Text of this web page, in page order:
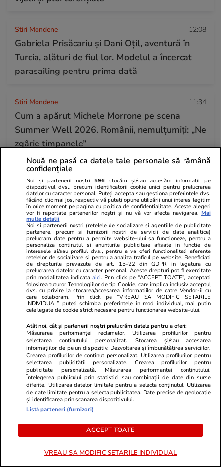
Stiri Mondene 12:08
Gabriela Prisăcariu și Dani Oțil, aventură în
Turcia, alături de fiul lor. Modelul a încercat
parasailing pentru prima dată
Stiri Mondene 11:34
Cum a apărut Michele Morrone pe scena
Summer Well 2026. Românii, nemulțumiți: „Ne
zgârie timpanele”
Citește mai multe
TRENDING
Horoscop 07 aug.
Horoscop Urania | Previziuni astrologice pentru
perioada 8 – 14 august 2026. Lună Nouă în
Leu; Eclipsă totală de Soare
Știri România 07:38
16 județe lovite sâmbătă de furtuni cu grindină
și ploi torențiale. Harta zonelor vizate de
avertizarea meteo ANM cod galben
Știri România 07 aug.
Debitul Dunării a atins un minim istoric, dar
hidrologii anunță că fluviul va începe să
Nouă ne pasă ca datele tale personale să rămână
confidențiale
Noi și partenerii noștri 596 stocăm și/sau accesăm informații pe
dispozitivul dvs., precum identificatorii cookie unici pentru prelucrarea
datelor cu caracter personal. Puteți accepta sau gestiona preferințele dvs.
făcând clic mai jos, respectiv vă puteți opune utilizării unui interes legitim
în orice moment pe pagina cu politica de confidențialitate. Aceste alegeri
vor fi raportate partenerilor noștri și nu vă vor afecta navigarea. Mai
multe detalii
Noi si partenerii nostri (retelele de socializare si agentiile de publicitate
partenere, precum si furnizorii nostri de servicii de date analitice)
prelucram date pentru a permite website-ului sa functioneze, pentru a
personaliza continutul si anunturile publicitare afisate in functie de
interesele si/sau profilul dvs., pentru a va oferi functionalitati aferente
retelelor de socializare si pentru a analiza traficul pe website. Beneficiati
de drepturile prevazute de art. 15-22 din GDPR in legatura cu
prelucrarea datelor cu caracter personal. Aceste drepturi pot fi exercitate
prin modalitatea indicataaici. Prin click pe “ACCEPT TOATE”, acceptati
folosirea tuturor Tehnologiilor de tip Cookie, care implica inclusiv acceptul
dvs. cu privire la stocarea/accesarea informatiilor de catre Vendor-ii cu
care colaboram. Prin click pe “VREAU SA MODIFIC SETARILE
INDIVIDUAL” puteti schimba preferintele in mod individual, mai putin
cele legate de cookie strict necesare pentru functionarea website-ului.
Atât noi, cât și partenerii noștri prelucrăm datele pentru a oferi:
Măsurarea performanței reclamelor. Utilizarea profilurilor pentru
selectarea conținutului personalizat. Stocarea și/sau accesarea
informațiilor de pe un dispozitiv. Dezvoltarea și îmbunătățirea serviciilor.
Crearea profilurilor de conținut personalizat. Utilizarea profilurilor pentru
selectarea publicității personalizate. Crearea profilurilor pentru
publicitate personalizată. Măsurarea performanței conținutului.
Înțelegerea publicului prin statistici sau combinații de date din surse
diferite. Utilizarea datelor limitate pentru a selecta conținutul. Utilizarea
de date limitate pentru a selecta publicitatea. Date precise de geolocație
și identificarea prin scanarea dispozitivului.
Listă parteneri (furnizori)
ACCEPT TOATE
VREAU SA MODIFIC SETARILE INDIVIDUAL